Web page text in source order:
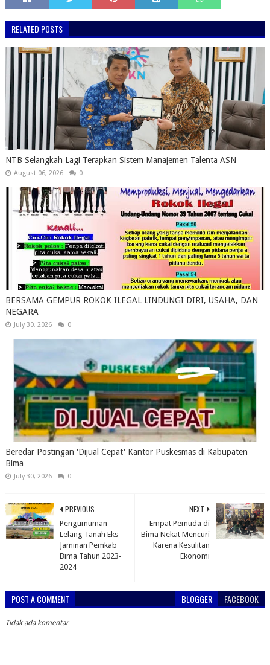
RELATED POSTS
NTB Selangkah Lagi Terapkan Sistem Manajemen Talenta ASN
August 06, 2026 0
BERSAMA GEMPUR ROKOK ILEGAL LINDUNGI DIRI, USAHA, DAN
NEGARA
July 30, 2026 0
Beredar Postingan 'Dijual Cepat' Kantor Puskesmas di Kabupaten
Bima
July 30, 2026 0
NEXT
Empat Pemuda di
Bima Nekat Mencuri
Karena Kesulitan
Ekonomi
PREVIOUS
Pengumuman
Lelang Tanah Eks
Jaminan Pemkab
Bima Tahun 2023-
2024
POST A COMMENT BLOGGER FACEBOOK
Tidak ada komentar